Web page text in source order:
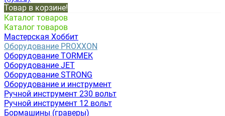
Товар в корзине!
Каталог товаров
Каталог товаров
Мастерская Хоббит
Оборудование PROXXON
Оборудование TORMEK
Оборудование JET
Оборудование STRONG
Оборудование и инструмент
Ручной инструмент 230 вольт
Ручной инструмент 12 вольт
Бормашины (граверы)